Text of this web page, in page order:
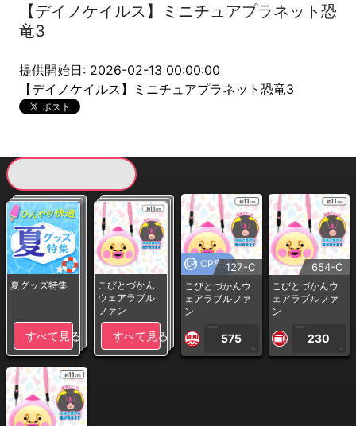
【デイノケイルス】ミニチュアプラネット恐
竜3
提供開始日: 2026-02-13 00:00:00
【デイノケイルス】ミニチュアプラネット恐竜3
夏グッズ特集
すべて見る
こびとづかん
ウェアラブル
ファン
すべて見る
CP専用127-C
こびとづかんウ
ェアラブルファ
ン
1PLAY
575
CP
654-C
こびとづかんウ
ェアラブルファ
ン
1PLAY
230
CP